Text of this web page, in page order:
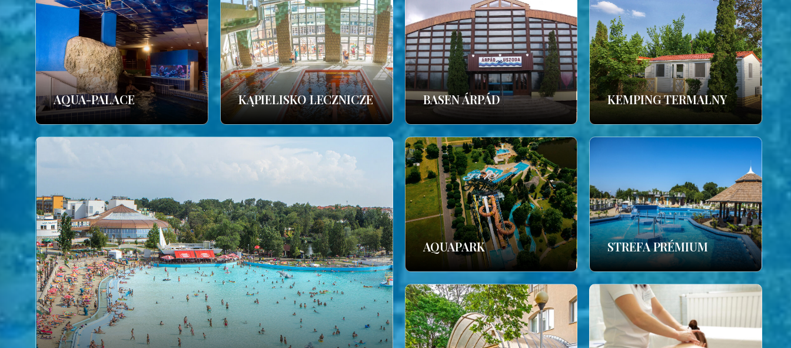
AQUA-PALACE KĄPIELISKO LECZNICZE BASEN ÁRPÁD KEMPING TERMALNY
AQUAPARK STREFA PRÉMIUM